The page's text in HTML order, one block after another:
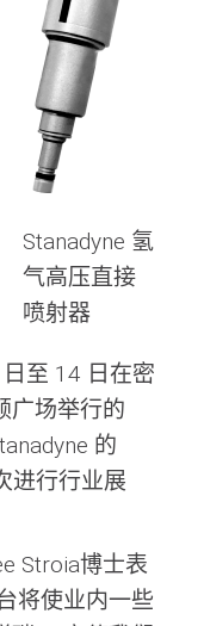
Stanadyne 氢
气高压直接
喷射器
至 14 日在密
广场举行的
的
进行行业展
Stroia博士表
将使业内一些